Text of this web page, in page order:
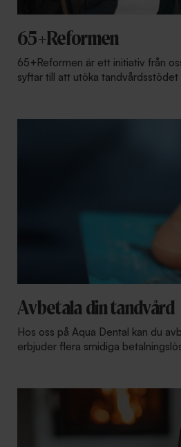
65+Reformen
65+Reformen är ett initiativ från
syftar till att utöka tandvårdsstödet
Avbetala din tandvård
Hos oss på Aqua Dental kan du
erbjuder flera smidiga